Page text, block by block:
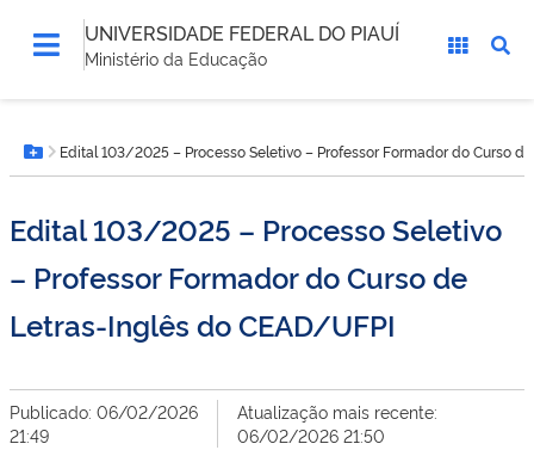
UNIVERSIDADE FEDERAL DO PIAUÍ
Ministério da Educação
está
aqui:Botão Menu
Edital 103/2025 – Processo Seletivo – Professor Formador do Curso
Edital 103/2025 – Processo Seletivo
– Professor Formador do Curso de
Letras-Inglês do CEAD/UFPI
Publicado: 06/02/2026
21:49
Atualização mais recente:
06/02/2026 21:50